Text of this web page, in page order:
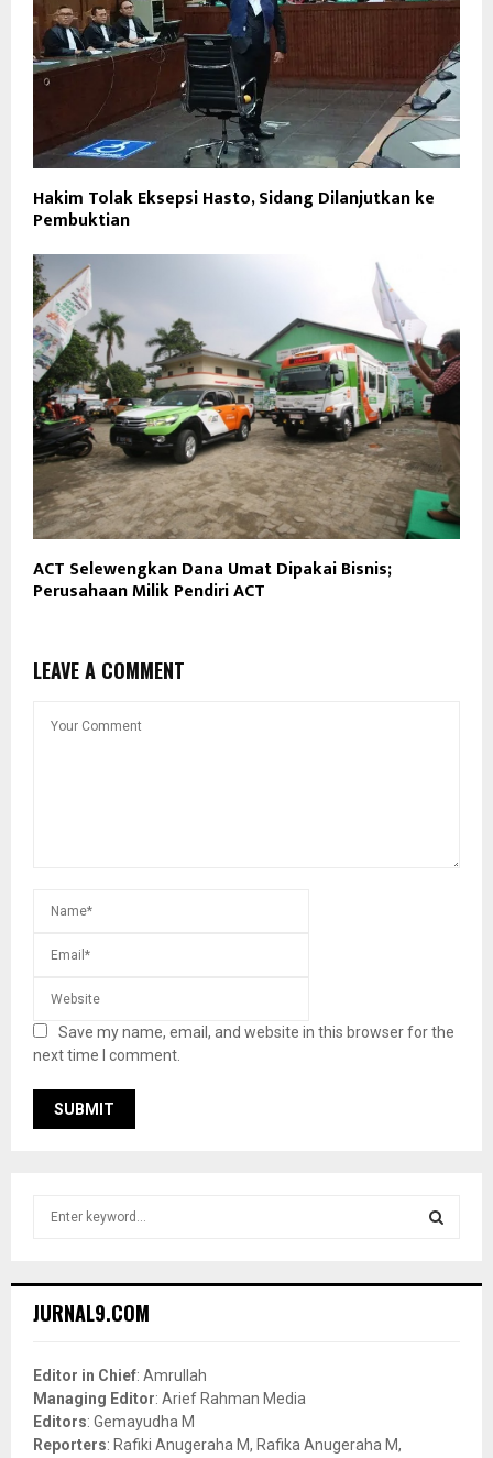
Hakim Tolak Eksepsi Hasto, Sidang Dilanjutkan ke
Pembuktian
ACT Selewengkan Dana Umat Dipakai Bisnis;
Perusahaan Milik Pendiri ACT
LEAVE A COMMENT
Save my name, email, and website in this browser for the
next time I comment.
h
o
r
:
JURNAL9.COM
Editor in Chief: Amrullah
Managing Editor: Arief Rahman Media
Editors: Gemayudha M
Reporters: Rafiki Anugeraha M, Rafika Anugeraha M,